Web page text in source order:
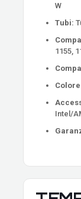
W
Tubi:
1155,
Intel/